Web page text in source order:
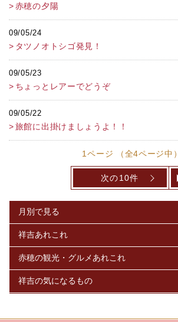
赤穂の夕陽
09/05/24
タツノオトシゴ発見！
09/05/23
ちょっとレアーでどうぞ
09/05/22
旅館に出掛けましょうよ！！
1ページ （全4ページ中）
次の10件